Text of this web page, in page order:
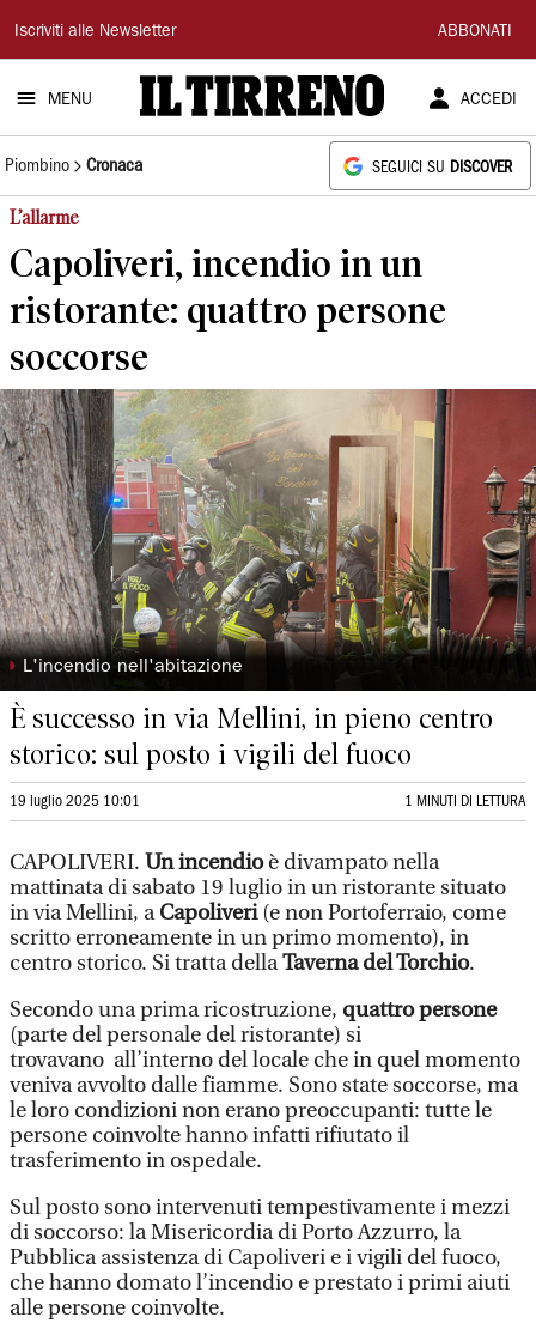
Il
Tirreno
Iscriviti alle Newsletter ABBONATI
MENU ACCEDI
Piombino Cronaca SEGUICI SU DISCOVER
L’allarme
Capoliveri, incendio in un
ristorante: quattro persone
soccorse
◗ L'incendio nell'abitazione
È successo in via Mellini, in pieno centro
storico: sul posto i vigili del fuoco
19 luglio 2025 10:01 1 MINUTI DI LETTURA
CAPOLIVERI. Un incendioè divampato nella
mattinata di sabato 19 luglio in un ristorante situato
in via Mellini, aCapoliveri(e non Portoferraio, come
scritto erroneamente in un primo momento), in
centro storico. Si tratta dellaTaverna del Torchio.
Secondo una prima ricostruzione, quattro persone
(parte del personale del ristorante) si
trovavano all’interno del locale che in quel momento
veniva avvolto dalle fiamme. Sono state soccorse, ma
le loro condizioni non erano preoccupanti: tutte le
persone coinvolte hanno infatti rifiutato il
trasferimento in ospedale.
Sul posto sono intervenuti tempestivamente i mezzi
di soccorso: la Misericordia di Porto Azzurro, la
Pubblica assistenza di Capoliveri e i vigili del fuoco,
che hanno domato l’incendio e prestato i primi aiuti
alle persone coinvolte.